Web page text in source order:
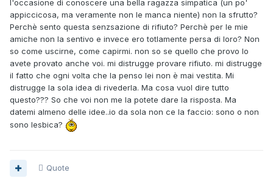
l'occasione di conoscere una bella ragazza simpatica (un po'
appiccicosa, ma veramente non le manca niente) non la sfrutto?
Perchè sento questa senzsazione di rifiuto? Perchè per le mie
amiche non la sentivo e invece ero totlamente persa di loro? Non
so come uscirne, come capirmi. non so se quello che provo lo
avete provato anche voi. mi distrugge provare rifiuto. mi distrugge
il fatto che ogni volta che la penso lei non è mai vestita. Mi
distrugge la sola idea di rivederla. Ma cosa vuol dire tutto
questo??? So che voi non me la potete dare la risposta. Ma
datemi almeno delle idee..io da sola non ce la faccio: sono o non
sono lesbica?
Quote